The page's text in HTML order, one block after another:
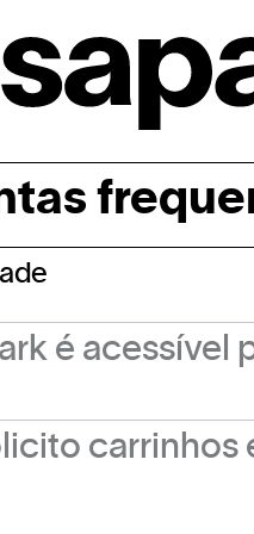
é acessível
rampas de
elétricos, cadeiras
carrinhos